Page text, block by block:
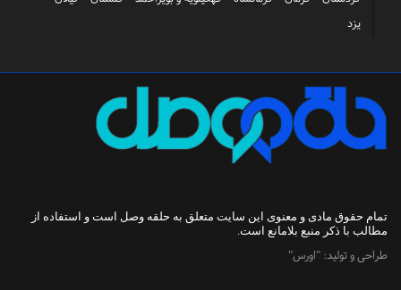
یزد
تمام حقوق مادی و معنوی این سایت متعلق به حلقه وصل است و استفاده از
مطالب با ذکر منبع بلامانع است.
طراحی و تولید: "اورس"